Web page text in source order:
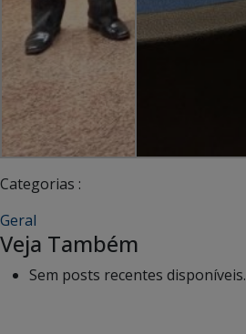
Categorias :
Geral
Veja Também
Sem posts recentes disponíveis.